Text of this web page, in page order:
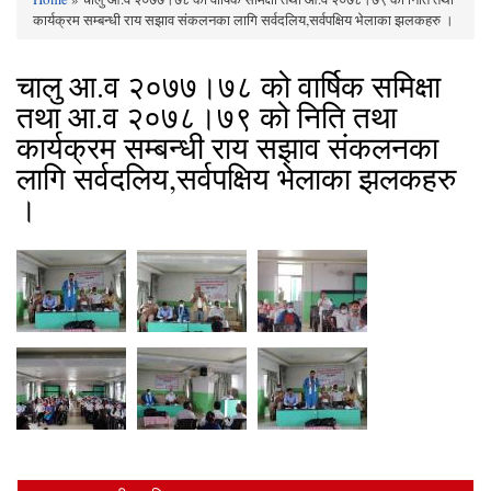
You are here
कार्यक्रम सम्बन्धी राय सझाव संकलनका लागि सर्वदलिय,सर्वपक्षिय भेलाका झलकहरु ।
चालु आ.व २०७७।७८ को वार्षिक समिक्षा
तथा आ.व २०७८।७९ को निति तथा
कार्यक्रम सम्बन्धी राय सझाव संकलनका
लागि सर्वदलिय,सर्वपक्षिय भेलाका झलकहरु
।